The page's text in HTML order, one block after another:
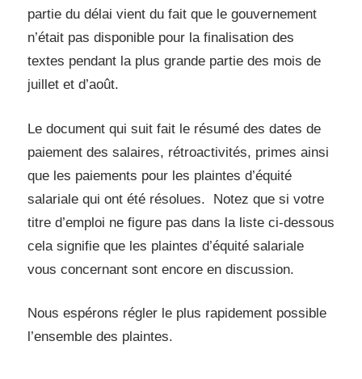
partie du délai vient du fait que le gouvernement
n’était pas disponible pour la finalisation des
textes pendant la plus grande partie des mois de
juillet et d’août.
Le document qui suit fait le résumé des dates de
paiement des salaires, rétroactivités, primes ainsi
que les paiements pour les plaintes d’équité
salariale qui ont été résolues. Notez que si votre
titre d’emploi ne figure pas dans la liste ci-dessous
cela signifie que les plaintes d’équité salariale
vous concernant sont encore en discussion.
Nous espérons régler le plus rapidement possible
l’ensemble des plaintes.